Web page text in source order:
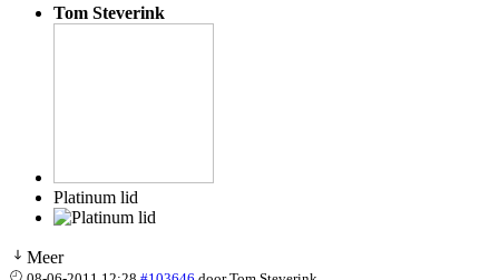
Tom Steverink
Platinum lid
Meer